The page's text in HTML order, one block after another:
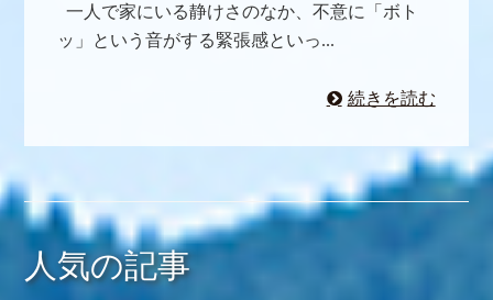
一人で家にいる静けさのなか、不意に「ボト
ッ」という音がする緊張感といっ...
続きを読む
人気の記事